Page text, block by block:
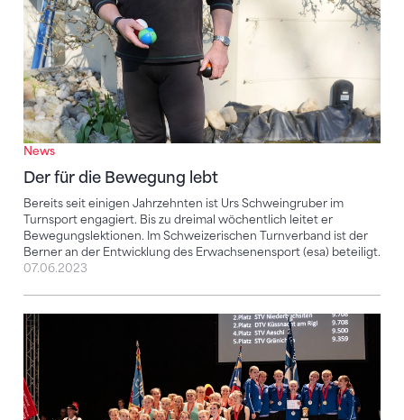
News
Der für die Bewegung lebt
Bereits seit einigen Jahrzehnten ist Urs Schweingruber im
Turnsport engagiert. Bis zu dreimal wöchentlich leitet er
Bewegungslektionen. Im Schweizerischen Turnverband ist der
Berner an der Entwicklung des Erwachsenensport (esa) beteiligt.
07.06.2023
«aargauersport.ch»-Podcast zur Sportart Aerobic